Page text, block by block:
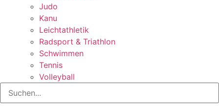
Judo
Kanu
Leichtathletik
Radsport & Triathlon
Schwimmen
Tennis
Volleyball